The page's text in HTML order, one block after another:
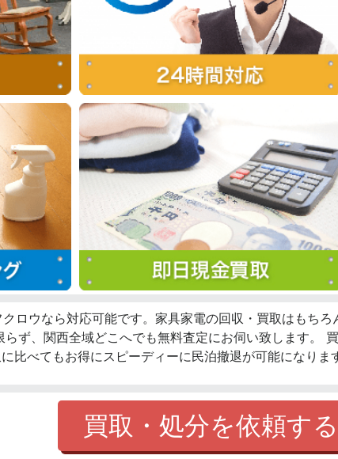
ロウなら対応可能です。家具家電の回収・買取はもち
らず、関西全域どこへでも無料査定にお伺い致します。
比べてもお得にスピーディーに民泊撤退が可能になりま
買取・処分を依頼する